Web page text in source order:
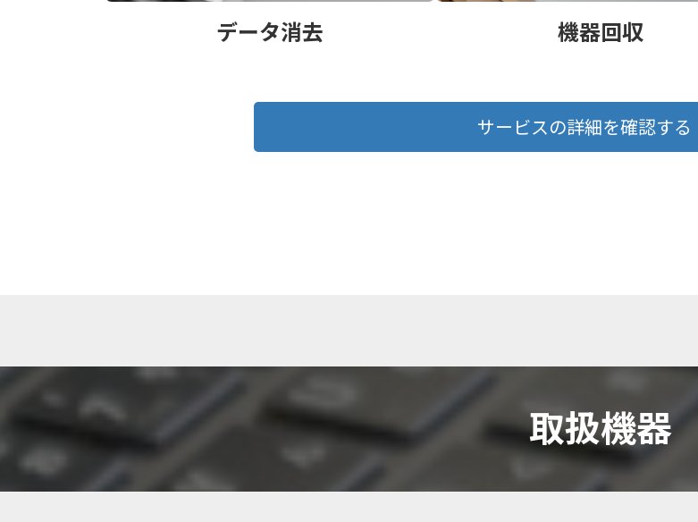
データ消去 機器回収
サービスの詳細を確認する
取扱機器